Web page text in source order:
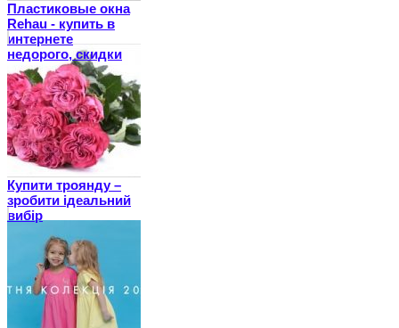
Пластиковые окна
Rehau - купить в
интернете
недорого, скидки
Купити троянду –
зробити ідеальний
вибір